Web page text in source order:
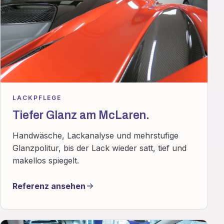
LACKPFLEGE
Tiefer Glanz am McLaren.
Handwäsche, Lackanalyse und mehrstufige
Glanzpolitur, bis der Lack wieder satt, tief und
makellos spiegelt.
Referenz ansehen